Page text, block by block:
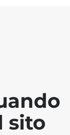
sito